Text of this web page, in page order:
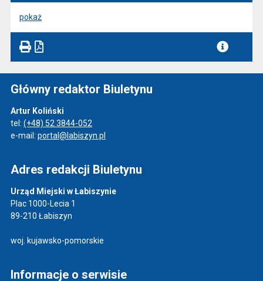
pokaż
Główny redaktor Biuletynu
Artur Koliński
tel: (+48) 52 3844-052
e-mail: portal@labiszyn.pl
Adres redakcji Biuletynu
Urząd Miejski w Łabiszynie
Plac 1000-Lecia 1
89-210 Łabiszyn
woj. kujawsko-pomorskie
Informacje o serwisie